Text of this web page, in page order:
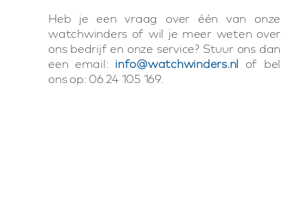
Heb je een vraag over één van onze
watchwinders of wil je meer weten over
ons bedrijf en onze service? Stuur ons dan
een email: info@watchwinders.nl of bel
ons op: 06 24 105 169.